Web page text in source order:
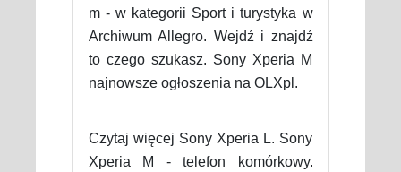
m - w kategorii Sport i turystyka w
Archiwum Allegro. Wejdź i znajdź
to czego szukasz. Sony Xperia M
najnowsze ogłoszenia na OLXpl.
Czytaj więcej Sony Xperia L. Sony
Xperia M - telefon komórkowy.